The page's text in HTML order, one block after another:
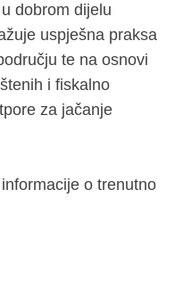
dobrom dijelu
uspješna praksa
te na osnovi
i fiskalno
za jačanje
o trenutno